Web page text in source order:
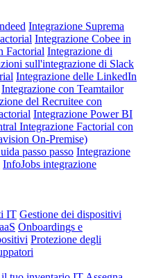
Integrazione Suprema
Integrazione Cobee in
Factorial Integrazione di
sull'integrazione di Slack
Integrazione delle LinkedIn
Integrazione con Teamtailor
del Recruitee con
Integrazione Power BI
Integrazione Factorial con
On-Premise)
passo passo Integrazione
InfoJobs integrazione
IT Gestione dei dispositivi
Onboardings e
Protezione degli